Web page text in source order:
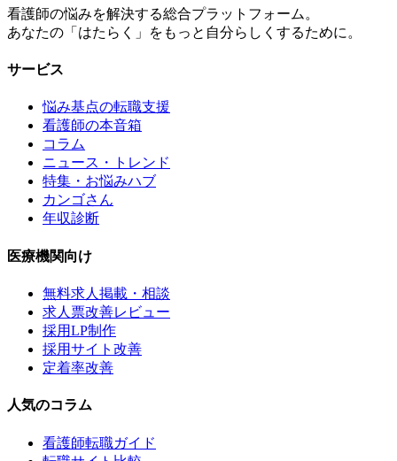
看護師の悩みを解決する総合プラットフォーム。
あなたの「はたらく」をもっと自分らしくするために。
サービス
悩み基点の転職支援
看護師の本音箱
コラム
ニュース・トレンド
特集・お悩みハブ
カンゴさん
年収診断
医療機関向け
無料求人掲載・相談
求人票改善レビュー
採用LP制作
採用サイト改善
定着率改善
人気のコラム
看護師転職ガイド